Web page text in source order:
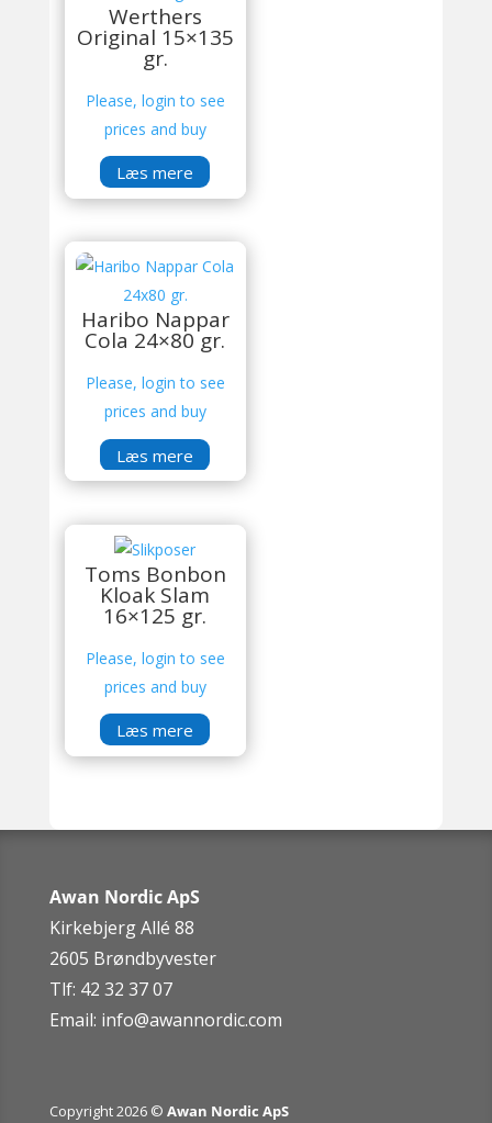
Werthers
Original 15×135
gr.
Please, login to see
prices and buy
Læs mere
Haribo Nappar
Cola 24×80 gr.
Please, login to see
prices and buy
Læs mere
Toms Bonbon
Kloak Slam
16×125 gr.
Please, login to see
prices and buy
Læs mere
Awan Nordic ApS
Kirkebjerg Allé 88
2605 Brøndbyvester
Tlf: 42 32 37 07
Email: info@awannordic.com
Copyright 2026 © Awan Nordic ApS